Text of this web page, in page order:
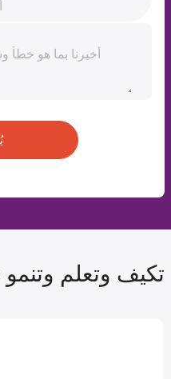
تكيف وتعلم